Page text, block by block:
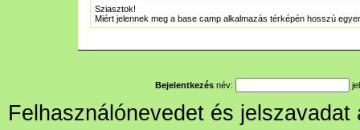
Sziasztok!
Miért jelennek meg a base camp alkalmazás térképén hosszú
Bejelentkezés név:
Felhasználónevedet és